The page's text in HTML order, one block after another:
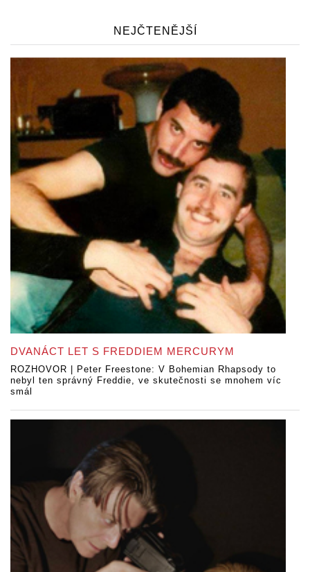
NEJČTENĚJŠÍ
DVANÁCT LET S FREDDIEM MERCURYM
ROZHOVOR | Peter Freestone: V Bohemian Rhapsody to
nebyl ten správný Freddie, ve skutečnosti se mnohem víc
smál